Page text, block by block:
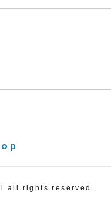
all rights reserved.